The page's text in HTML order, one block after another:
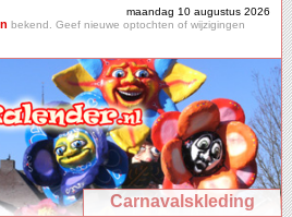
maandag 10 augustus 2026
bekend. Geef nieuwe optochten of wijzigingen
Carnavalskleding